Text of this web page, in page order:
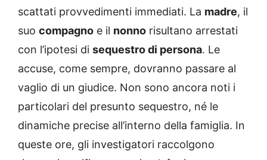
scattati provvedimenti immediati. La madre, il
suo compagno e il nonno risultano arrestati
con l’ipotesi di sequestro di persona. Le
accuse, come sempre, dovranno passare al
vaglio di un giudice. Non sono ancora noti i
particolari del presunto sequestro, né le
dinamiche precise all’interno della famiglia. In
queste ore, gli investigatori raccolgono